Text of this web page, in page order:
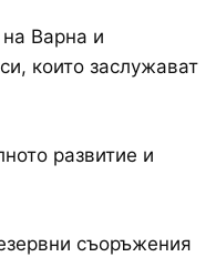
Варна и
които заслужават
развитие и
съоръжения